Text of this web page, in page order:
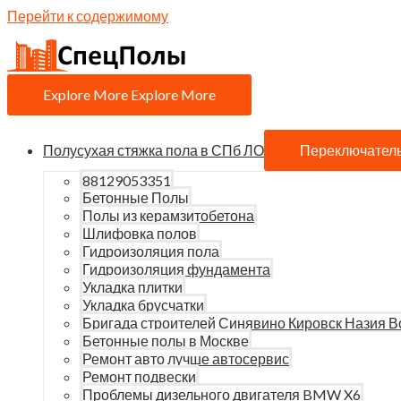
Перейти к содержимому
Explore More Explore More
Полусухая стяжка пола в СПб ЛО
88129053351
Бетонные Полы
Полы из керамзитобетона
Шлифовка полов
Гидроизоляция пола
Гидроизоляция фундамента
Укладка плитки
Укладка брусчатки
Бригада строителей Синявино Кировск Назия
Бетонные полы в Москве
Ремонт авто лучше автосервис
Ремонт подвески
Проблемы дизельного двигателя BMW X6